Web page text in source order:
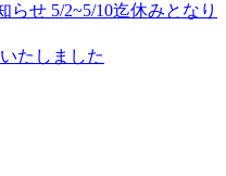
せ 5/2~5/10迄休みとなり
たしました